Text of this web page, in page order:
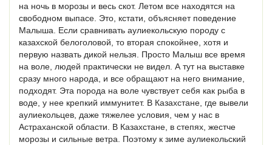
на ночь в морозы и весь скот. Летом все находятся на
свободном выпасе. Это, кстати, объясняет поведение
Малыша. Если сравнивать аулиекольскую породу с
казахской белоголовой, то вторая спокойнее, хотя и
первую назвать дикой нельзя. Просто Малыш все время
на воле, людей практически не видел. А тут на выставке
сразу много народа, и все обращают на него внимание,
подходят. Эта порода на воле чувствует себя как рыба в
воде, у нее крепкий иммунитет. В Казахстане, где вывели
аулиекольцев, даже тяжелее условия, чем у нас в
Астраханской области. В Казахстане, в степях, жестче
морозы и сильные ветра. Поэтому к зиме аулиекольский